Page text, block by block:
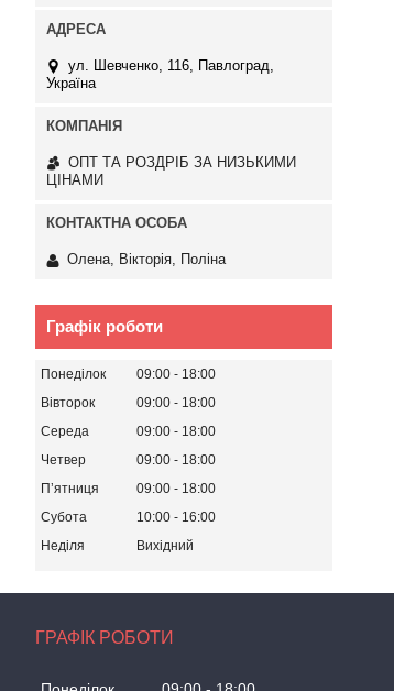
ул. Шевченко, 116, Павлоград,
Україна
ОПТ ТА РОЗДРІБ ЗА НИЗЬКИМИ
ЦІНАМИ
Олена, Вікторія, Поліна
Графік роботи
Понеділок 09:00
18:00
Вівторок
09:00
18:00
Середа
09:00
18:00
Четвер
09:00
18:00
Пʼятниця
09:00
18:00
Субота
10:00
16:00
Неділя
Вихідний
ГРАФІК РОБОТИ